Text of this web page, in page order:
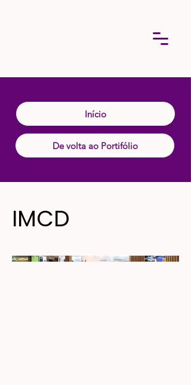
Início
De volta ao Portifólio
IMCD